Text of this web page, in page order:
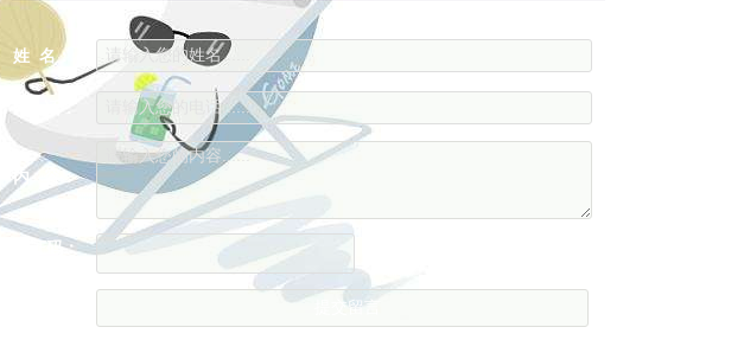
姓 名： 请输入您的姓名......
请输入您的电话......
内 容：
请输入您的内容......
验证码：